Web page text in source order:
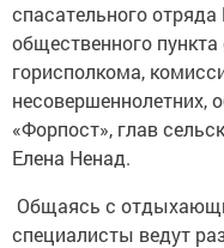
спасательного
общественного
горисполкома,
несовершеннолетних,
«Форпост», глав
Елена Ненад.
Общаясь с
специалисты ведут